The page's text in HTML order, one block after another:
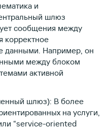
и
шлюз
сообщения между
корректное
данными. Например, он
между блоком
активной
шлюз): В более
на услуги,
“service-oriented